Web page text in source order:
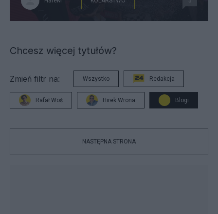
Chcesz więcej tytułów?
Zmień filtr na: Wszystko Redakcja
Rafał Woś Hirek Wrona Blogi
NASTĘPNA STRONA